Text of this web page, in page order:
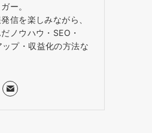
ー。
信を楽しみながら、
ノウハウ・SEO・
プ・収益化の方法な